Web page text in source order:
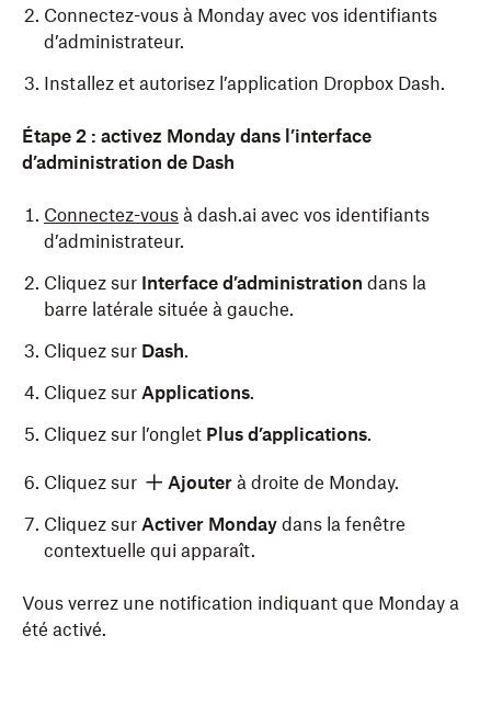
Connectez-vous à Monday avec vos identifiants
d’administrateur.
Installez et autorisez l’application Dropbox Dash.
Étape 2 : activez Monday dans l’interface
d’administration de Dash
Connectez-vous à dash.ai avec vos identifiants
d’administrateur.
Cliquez sur Interface d’administration dans la
barre latérale située à gauche.
Cliquez sur Dash.
Cliquez sur Applications.
Cliquez sur l’onglet Plus d’applications.
Cliquez sur Ajouter à droite de Monday.
Cliquez sur Activer Monday dans la fenêtre
contextuelle qui apparaît.
Vous verrez une notification indiquant que Monday a
été activé.